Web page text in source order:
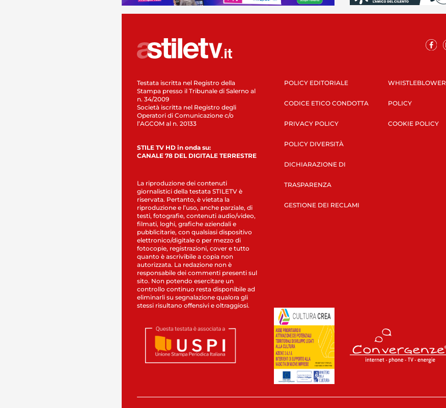
Testata iscritta nel Registro della
Stampa presso il Tribunale di Salerno al
n. 34/2009
Società iscritta nel Registro degli
Operatori di Comunicazione c/o
l’AGCOM al n. 20133
STILE TV HD in onda su:
CANALE 78 DEL DIGITALE TERRESTRE
La riproduzione dei contenuti
giornalistici della testata STILETV è
riservata. Pertanto, è vietata la
riproduzione e l’uso, anche parziale, di
testi, fotografie, contenuti audio/video,
filmati, loghi, grafiche aziendali e
pubblicitarie, con qualsiasi dispositivo
elettronico/digitale o per mezzo di
fotocopie, registrazioni, cover e tutto
quanto è ascrivibile a copia non
autorizzata. La redazione non è
responsabile dei commenti presenti sul
sito. Non potendo esercitare un
controllo continuo resta disponibile ad
eliminarli su segnalazione qualora gli
stessi risultano offensivi e oltraggiosi.
POLICY EDITORIALE
CODICE ETICO CONDOTTA
PRIVACY POLICY
POLICY DIVERSITÀ
DICHIARAZIONE DI
TRASPARENZA
GESTIONE DEI RECLAMI
WHISTLEBLOWER
POLICY
COOKIE POLICY